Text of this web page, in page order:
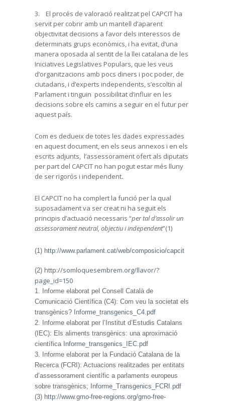
3. El procés de valoració realitzat pel CAPCIT ha
servit per cobrir amb un mantell d’aparent
objectivitat decisions a favor dels interessos de
determinats grups econòmics, i ha evitat, d’una
manera oposada al sentit de la llei catalana de les
Iniciatives Legislatives Populars, que les veus
d’organitzacions amb pocs diners i poc poder, de
ciutadans, i d’experts independents, s’escoltin al
Parlament i tinguin possibilitat d’influir en les
decisions sobre els camins a seguir en el futur per
aquest país.
Com es dedueix de totes les dades expressades
en aquest document, en els seus annexos i en els
escrits adjunts, l’assessorament ofert als diputats
per part del CAPCIT no han pogut estar més lluny
de ser rigorós i independent.
El CAPCIT no ha complert la funció per la qual
suposadament va ser creat ni ha seguit els
principis d’actuació necessaris “per tal d’assolir un
assessorament neutral, objectiu i independent”(1)
(1) http://www.parlament.cat/web/composicio/capcit
(2) http://somloquesembrem.org/llavor/?
page_id=150
1. Informe elaborat pel Consell Català de
Comunicació Científica (C4): Com veu la societat els
transgènics? Informe_transgenics_C4.pdf
2. Informe elaborat per l’Institut d’Estudis Catalans
(IEC): Els aliments transgènics: una aproximació
científica Informe_transgenics_IEC.pdf
3. Informe elaborat per la Fundació Catalana de la
Recerca (FCRI): Actuacions realitzades per entitats
d’assessorament científic a parlaments europeus
sobre transgènics;
Informe_Transgenics_FCRI.pdf
(3) http://www.gmo-free-regions.org/gmo-free-